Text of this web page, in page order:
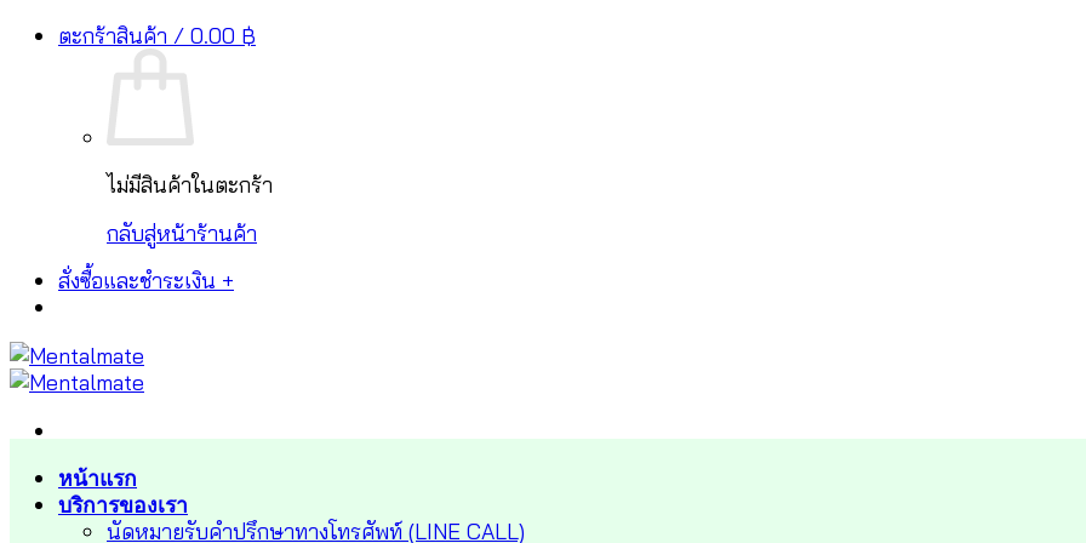
Skip
ตะกร้าสินค้า / 0.00 ฿
ไม่มีสินค้าในตะกร้า
กลับสู่หน้าร้านค้า
สั่งซื้อและชำระเงิน +
หน้าแรก
บริการของเรา
นัดหมายรับคำปรึกษาทางโทรศัพท์ (LINE CALL)